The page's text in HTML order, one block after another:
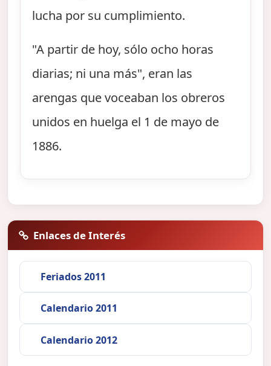
lucha por su cumplimiento.
"A partir de hoy, sólo ocho horas
diarias; ni una más", eran las
arengas que voceaban los obreros
unidos en huelga el 1 de mayo de
1886.
Enlaces de Interés
Feriados 2011
Calendario 2011
Calendario 2012